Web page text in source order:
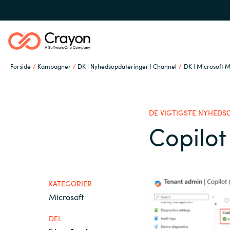
Forside Kampagner DK | Nyhedsopdateringer | Channel DK | Microsoft
Global site
Denmark
Channel Partner
DE VIGTIGSTE
KATEGORIER
Microsoft
DEL